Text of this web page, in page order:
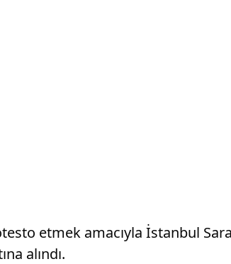
etmek amacıyla İstanbul
alındı.